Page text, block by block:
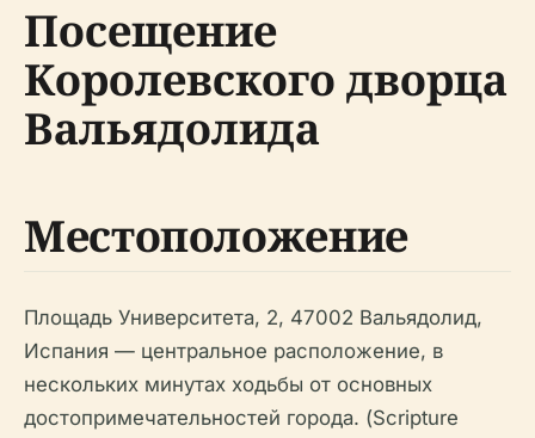
Посещение
Королевского дворца
Вальядолида
Местоположение
Площадь Университета, 2, 47002 Вальядолид,
Испания — центральное расположение, в
нескольких минутах ходьбы от основных
достопримечательностей города. (Scripture